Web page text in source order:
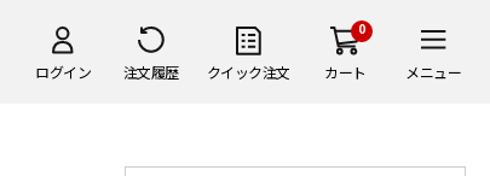
ログイン 注文履歴 クイック注文
0
カート メニュー